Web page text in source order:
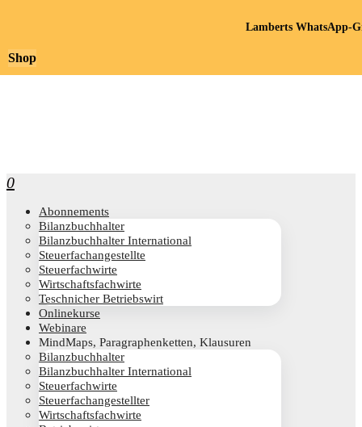
0
Abon­ne­ments
Bilanz­buch­hal­ter
Bilanz­buch­hal­ter International
Steu­er­fach­an­ge­stell­te
Steu­er­fach­wir­te
Wirt­schafts­fach­wir­te
Teschni­cher Betriebswirt
Online­kur­se
Web­i­na­re
Mind­Maps, Para­gra­phen­ket­ten, Klausuren
Bilanz­buch­hal­ter
Bilanz­buch­hal­ter International
Steu­er­fach­wir­te
Steu­er­fach­an­ge­stell­ter
Wirt­schafts­fach­wir­te
Shop
Lamberts WhatsApp-